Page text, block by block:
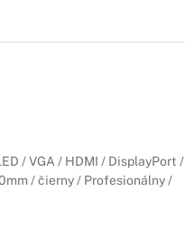
/ VGA / HDMI / DisplayPort /
/ čierny / Profesionálny /